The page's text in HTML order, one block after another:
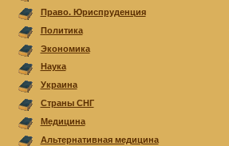
Право. Юриспруденция
Политика
Экономика
Наука
Украина
Страны СНГ
Медицина
Альтернативная медицина